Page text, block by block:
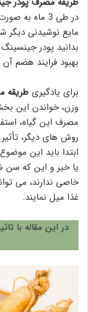
مایع نوشیدنی دیگر
بدانید پودر
بهبود فرایند هضم
برای یادگیری
وزن، خواندن این
مصرف این گیاه،
روش های دیگر،
ابتدا باید این
یا خیر و این که سن
خاصی ندارند، می
غذا میل نمایند.
در این مقاله با